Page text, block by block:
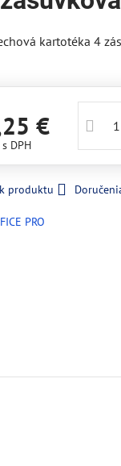
kartotéka 4
€
s DPH
produktu
PRO